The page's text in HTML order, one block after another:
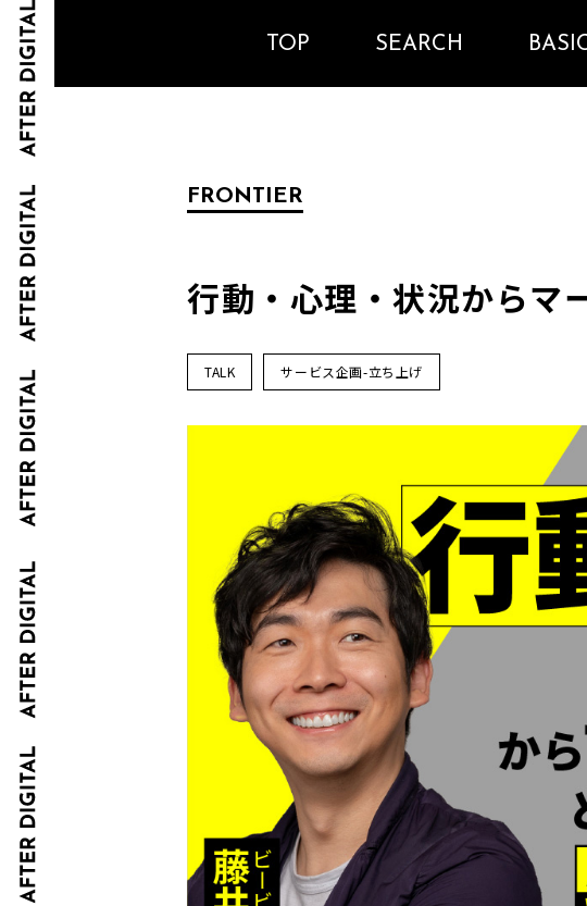
TOP SEARCH
FRONTIER
行動・心理・状況からマ
TALK サービス企画-立ち上げ